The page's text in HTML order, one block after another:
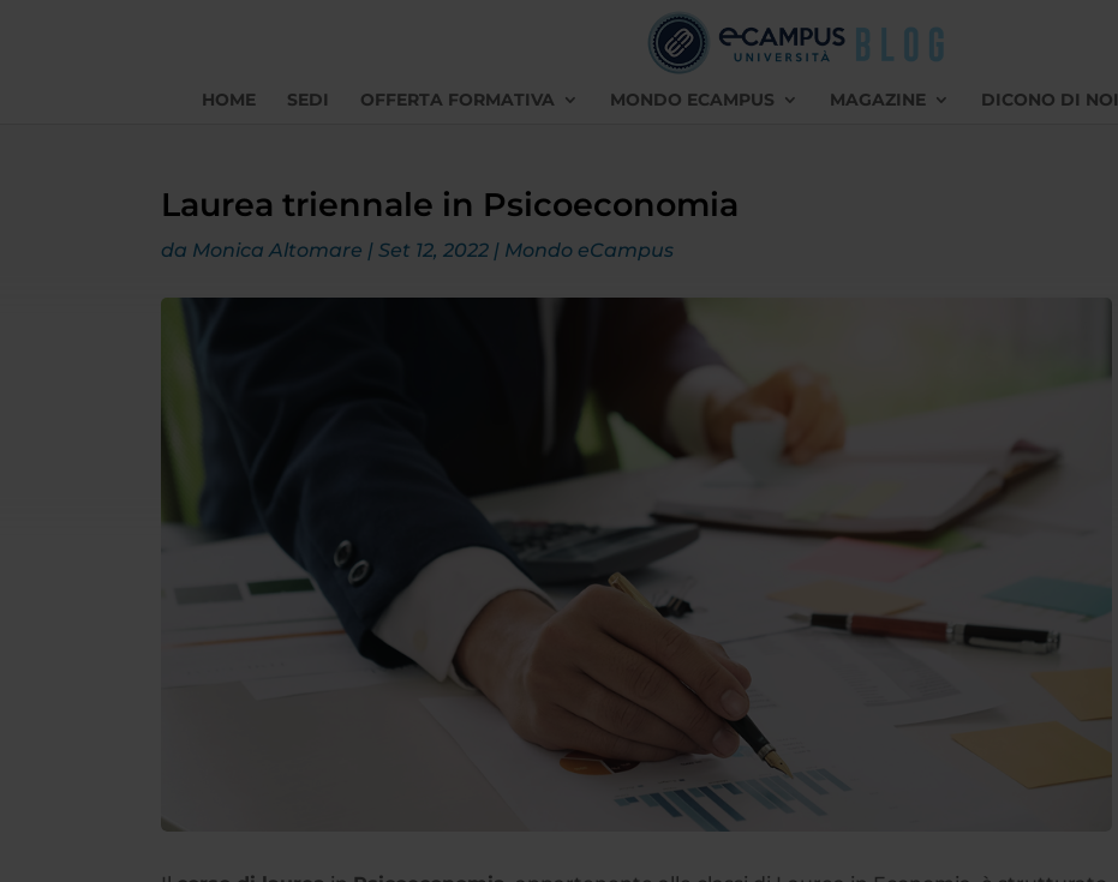
HOME SEDI OFFERTA FORMATIVA MONDO ECAMPUS MAGAZINE DICONO DI NOI
Laurea triennale in Psicoeconomia
da Monica Altomare |Set 12, 2022 | Mondo eCampus